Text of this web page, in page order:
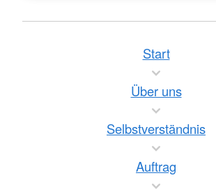
Start
Über uns
Selbstverständnis
Auftrag